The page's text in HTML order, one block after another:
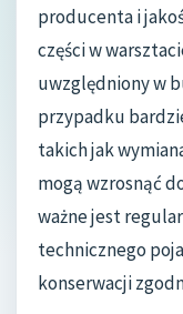
producenta i
części w
uwzględniony w
przypadku
takich jak
mogą wzrosnąć
ważne jest
technicznego
konserwacji